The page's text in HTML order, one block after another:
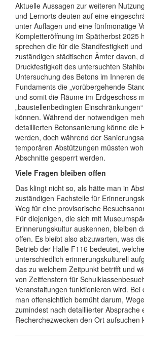
Aktuelle Aussagen zur weiteren
und Lernorts deuten auf eine
unter Auflagen und eine fünfmonatige
Kompletteröffnung im Spätherbst 2025
sprechen die für die Standfestigkeit
zuständigen städtischen Ämter davon,
Druckfestigkeit des untersuchten
Untersuchung des Betons im Inneren
Fundaments die „vorübergehende
und somit die Räume im Erdgeschoss
„baustellenbedingten
können. Während der notwendigen
detaillierten Betonsanierung könne die
werden, doch während der
temporären Abstützungen müssten
Abschnitte gesperrt werden.
Viele Fragen bleiben offen
Das klingt nicht so, als hätte man in
zuständigen Fachstelle für
Weg für eine provisorische
Für diejenigen, die sich mit
Erinnerungskultur auskennen, bleiben
offen. Es bleibt also abzuwarten, was
Betrieb der Halle F116 bedeutet,
unterschiedlich erinnerungskulturell
das zu welchem Zeitpunkt betrifft und
von Zeitfenstern für
Veranstaltungen funktionieren wird. Bei
man offensichtlich bemüht darum,
zumindest nach detaillierter Absprache
Recherchezwecken den Ort aufsuchen